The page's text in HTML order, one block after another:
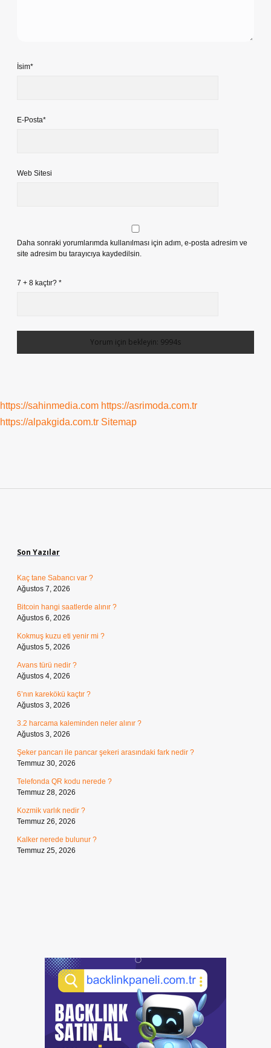
İsim*
E-Posta*
Web Sitesi
Daha sonraki yorumlarımda kullanılması için adım, e-posta adresim ve
site adresim bu tarayıcıya kaydedilsin.
7 + 8 kaçtır? *
https://sahinmedia.com https://asrimoda.com.tr
https://alpakgida.com.tr Sitemap
Son Yazılar
Kaç tane Sabancı var ?
Ağustos 7, 2026
Bitcoin hangi saatlerde alınır ?
Ağustos 6, 2026
Kokmuş kuzu eti yenir mi ?
Ağustos 5, 2026
Avans türü nedir ?
Ağustos 4, 2026
6’nın karekökü kaçtır ?
Ağustos 3, 2026
3.2 harcama kaleminden neler alınır ?
Ağustos 3, 2026
Şeker pancarı ile pancar şekeri arasındaki fark nedir ?
Temmuz 30, 2026
Telefonda QR kodu nerede ?
Temmuz 28, 2026
Kozmik varlık nedir ?
Temmuz 26, 2026
Kalker nerede bulunur ?
Temmuz 25, 2026